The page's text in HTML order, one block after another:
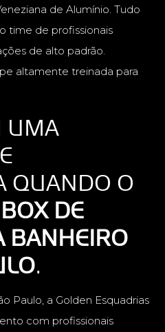
de Alumínio. Tudo
time de profissionais
de alto padrão.
altamente treinada para
UMA
QUANDO O
BOX DE
BANHEIRO
.
Paulo, a Golden Esquadrias
com profissionais